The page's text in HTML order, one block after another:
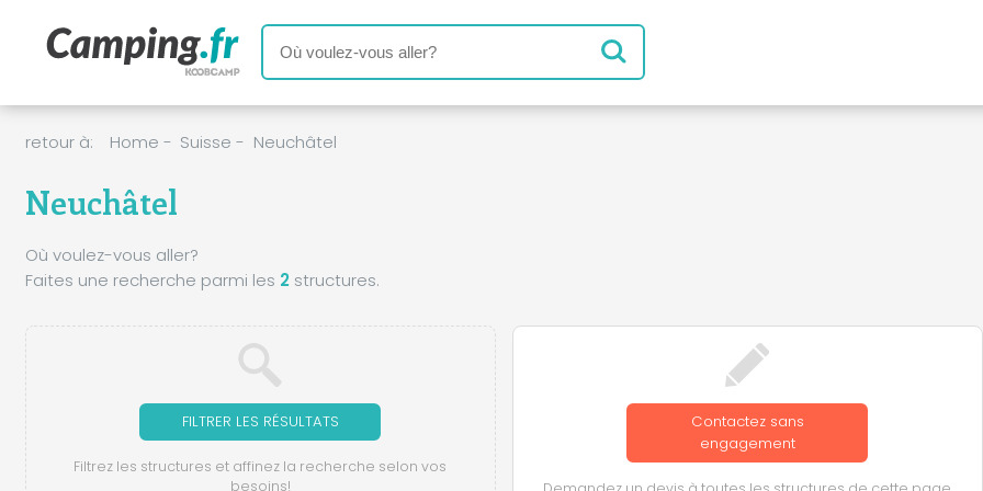
retour à: Home - Suisse - Neuchâtel
Neuchâtel
Où voulez-vous aller?
Faites une recherche parmi les 2structures.
FILTRER LES RÉSULTATS
Filtrez les structures et affinez la recherche selon vos
besoins!
Contactez sans
engagement